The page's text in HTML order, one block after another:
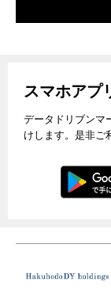
スマホアプ
データドリブンマ
けします。是非ご